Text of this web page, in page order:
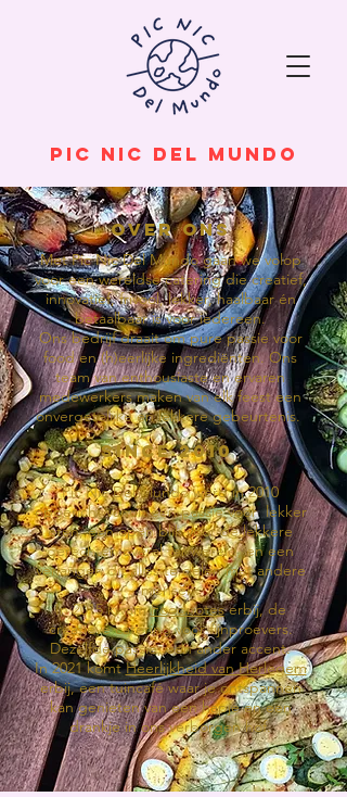
pic Nic del mundo
over Ons
Met Pic Nic Del Mundo gaan we volop
voor een wereldse catering die creatief,
innovatief, frivool, lekker, haalbaar én
betaalbaar is voor iedereen.
Ons bedrijf draait om pure passie voor
food en (h)eerlijke ingrediënten. Ons
team van enthousiaste en ervaren
medewerkers maken van elk feest een
onvergetelijke en lekkere gebeurtenis.
Since 2010
Pic Nic Del Mundo werd in 2010
opgericht vanuit een passie voor lekker
eten, een open blik voor de lekkere
gerechten overal ter wereld, en een
verlangen dit alles te delen met andere
mensen.
In 2015 kwamFoodnoteserbij, de
creatieve catering voor fijnproevers.
Dezelfde passie, een ander accent.
In 2021 komtHeerlijkheid van Herlegem
erbij, een tuincafé waar je ontspannen
kan genieten van een hapje en een
drankje in ons verborgen hof.